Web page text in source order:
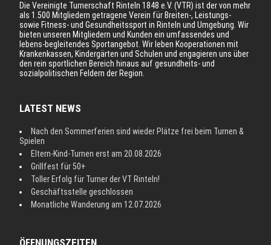
Die Vereinigte Turnerschaft Rinteln 1848 e.V. (VTR) ist der von mehr
als 1.500 Mitgliedern getragene Verein für Breiten-, Leistungs-
sowie Fitness- und Gesundheitssport in Rinteln und Umgebung. Wir
bieten unseren Mitgliedern und Kunden ein umfassendes und
lebens-begleitendes Sportangebot. Wir leben Kooperationen mit
Krankenkassen, Kindergärten und Schulen und engagieren uns über
den rein sportlichen Bereich hinaus auf gesundheits- und
sozialpolitischen Feldern der Region.
LATEST NEWS
Nach den Sommerferien sind wieder Plätze frei beim Turnen &
Spielen
Eltern-Kind-Turnen erst am 20.08.2026
Grillfest für 50+
Toller Erfolg für Turner der VT Rinteln!
Geschäftsstelle geschlossen
Monatliche Wanderung am 12.07.2026
ÖFFNUNGSZEITEN